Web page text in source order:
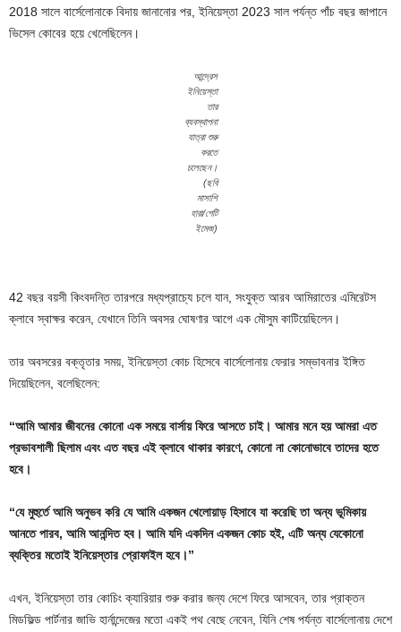
2018 সালে বার্সেলোনাকে বিদায় জানানোর পর, ইনিয়েস্তা 2023 সাল পর্যন্ত পাঁচ বছর জাপানে
ভিসেল কোবের হয়ে খেলেছিলেন।
আন্দ্রেস
ইনিয়েস্তা
তার
ব্যবস্থাপনা
যাত্রা শুরু
করতে
চলেছেন।
(ছবি
মাসাশি
হারা/গেটি
ইমেজ)
42 বছর বয়সী কিংবদন্তি তারপরে মধ্যপ্রাচ্যে চলে যান, সংযুক্ত আরব আমিরাতের এমিরেটস
ক্লাবে স্বাক্ষর করেন, যেখানে তিনি অবসর ঘোষণার আগে এক মৌসুম কাটিয়েছিলেন।
তার অবসরের বক্তৃতার সময়, ইনিয়েস্তা কোচ হিসেবে বার্সেলোনায় ফেরার সম্ভাবনার ইঙ্গিত
দিয়েছিলেন, বলেছিলেন:
“আমি আমার জীবনের কোনো এক সময়ে বার্সায় ফিরে আসতে চাই। আমার মনে হয় আমরা এত
প্রভাবশালী ছিলাম এবং এত বছর এই ক্লাবে থাকার কারণে, কোনো না কোনোভাবে তাদের হতে
হবে।
“যে মুহুর্তে আমি অনুভব করি যে আমি একজন খেলোয়াড় হিসাবে যা করেছি তা অন্য ভূমিকায়
আনতে পারব, আমি আনন্দিত হব। আমি যদি একদিন একজন কোচ হই, এটি অন্য যেকোনো
ব্যক্তির মতোই ইনিয়েস্তার প্রোফাইল হবে।”
এখন, ইনিয়েস্তা তার কোচিং ক্যারিয়ার শুরু করার জন্য দেশে ফিরে আসবেন, তার প্রাক্তন
মিডফিল্ড পার্টনার জাভি হার্নান্দেজের মতো একই পথ বেছে নেবেন, যিনি শেষ পর্যন্ত বার্সেলোনায় দেশে